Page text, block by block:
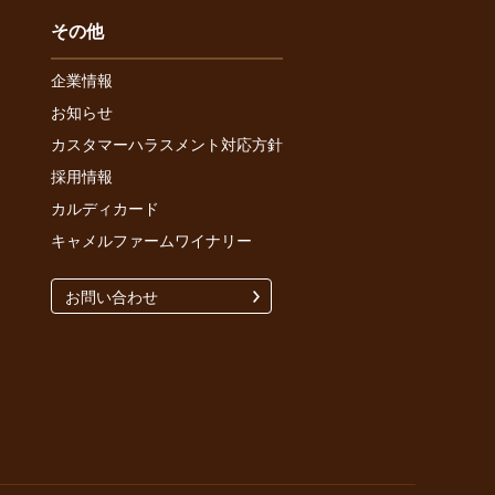
その他
企業情報
お知らせ
カスタマーハラスメント対応方針
採用情報
カルディカード
キャメルファームワイナリー
お問い合わせ